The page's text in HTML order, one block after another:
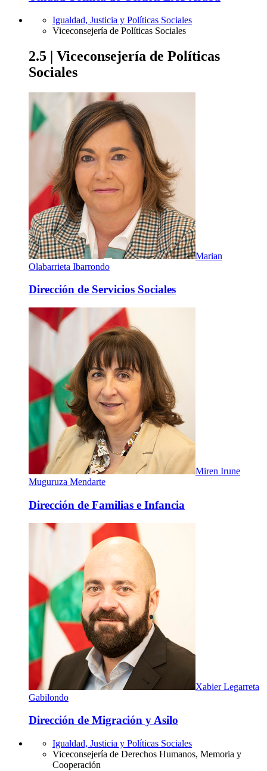
Igualdad, Justicia y Políticas Sociales
Viceconsejería de Políticas Sociales
2.5 | Viceconsejería de Políticas
Sociales
Marian
Olabarrieta Ibarrondo
Dirección de Servicios Sociales
Miren Irune
Muguruza Mendarte
Dirección de Familias e Infancia
Xabier Legarreta
Gabilondo
Dirección de Migración y Asilo
Igualdad, Justicia y Políticas Sociales
Viceconsejería de Derechos Humanos, Memoria y
Cooperación